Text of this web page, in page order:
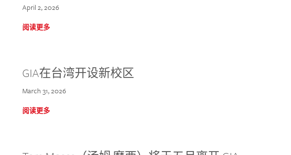
April 2, 2026
阅读更多
GIA在台湾开设新校区
March 31, 2026
阅读更多